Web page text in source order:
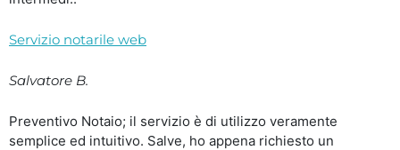
Servizio notarile web
Salvatore B.
Preventivo Notaio; il servizio è di utilizzo veramente
semplice ed intuitivo. Salve, ho appena richiesto un